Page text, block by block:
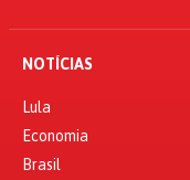
NOTÍCIAS
Lula
Economia
Brasil